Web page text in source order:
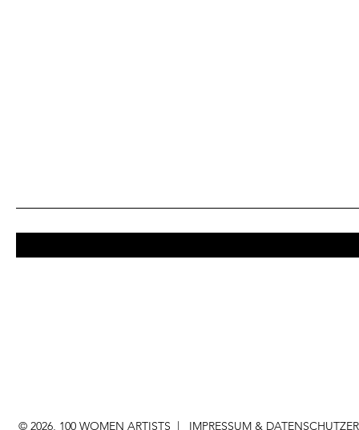
© 2026, 100 WOMEN ARTISTS | IMPRESSUM &